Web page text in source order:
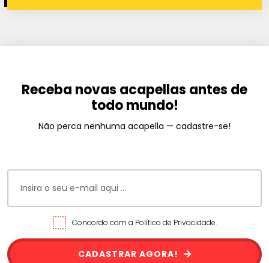
Receba novas acapellas antes de
todo mundo!
Não perca nenhuma acapella — cadastre-se!
Concordo com a Política de Privacidade.
CADASTRAR AGORA!